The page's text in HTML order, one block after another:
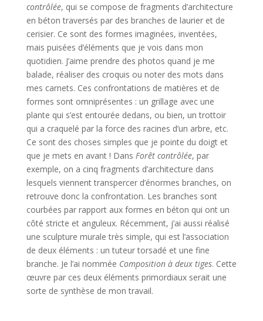
contrôlée, qui se compose de fragments d’architecture
en béton traversés par des branches de laurier et de
cerisier. Ce sont des formes imaginées, inventées,
mais puisées d’éléments que je vois dans mon
quotidien. J’aime prendre des photos quand je me
balade, réaliser des croquis ou noter des mots dans
mes carnets. Ces confrontations de matières et de
formes sont omniprésentes : un grillage avec une
plante qui s’est entourée dedans, ou bien, un trottoir
qui a craquelé par la force des racines d’un arbre, etc.
Ce sont des choses simples que je pointe du doigt et
que je mets en avant ! Dans Forêt contrôlée, par
exemple, on a cinq fragments d’architecture dans
lesquels viennent transpercer d’énormes branches, on
retrouve donc la confrontation. Les branches sont
courbées par rapport aux formes en béton qui ont un
côté stricte et anguleux. Récemment, j’ai aussi réalisé
une sculpture murale très simple, qui est l’association
de deux éléments : un tuteur torsadé et une fine
branche. Je l’ai nommée Composition à deux tiges. Cette
œuvre par ces deux éléments primordiaux serait une
sorte de synthèse de mon travail.